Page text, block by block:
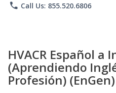
phone Call Us: 855.520.6806
HVACR Español a
(Aprendiendo
Profesión) (EnGen)